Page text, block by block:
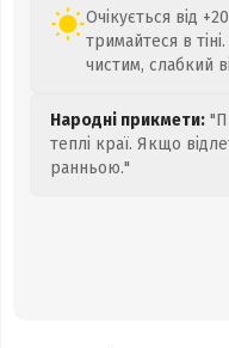
Очікується від
тримайтеся в
чистим, слабкий
Народні прикмети:
теплі краї. Якщо
ранньою."